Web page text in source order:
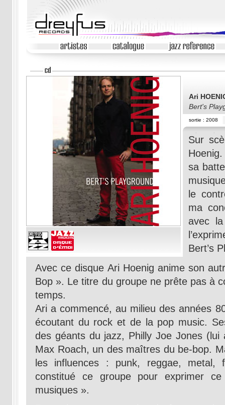
Ari
Bert's
sortie : 2008
Sur
sa
le
ma
avec
Bert’s
Avec ce disque Ari Hoenig anime son
Bop ». Le titre du groupe ne prête pas à
temps.
Ari a commencé, au milieu des années
écoutant du rock et de la pop music.
des géants du jazz, Philly Joe Jones (lui
Max Roach, un des maîtres du be-bop.
les influences : punk, reggae, metal,
constitué ce groupe pour exprimer
musiques ».